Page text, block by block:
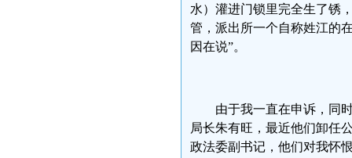
水）灌进门锁里完全生了锈
管，派出所一个自称姓江的
因在说”。
由于我一直在申诉，同
局长朱有旺，最近他们卸任
政法委副书记，他们对我怀